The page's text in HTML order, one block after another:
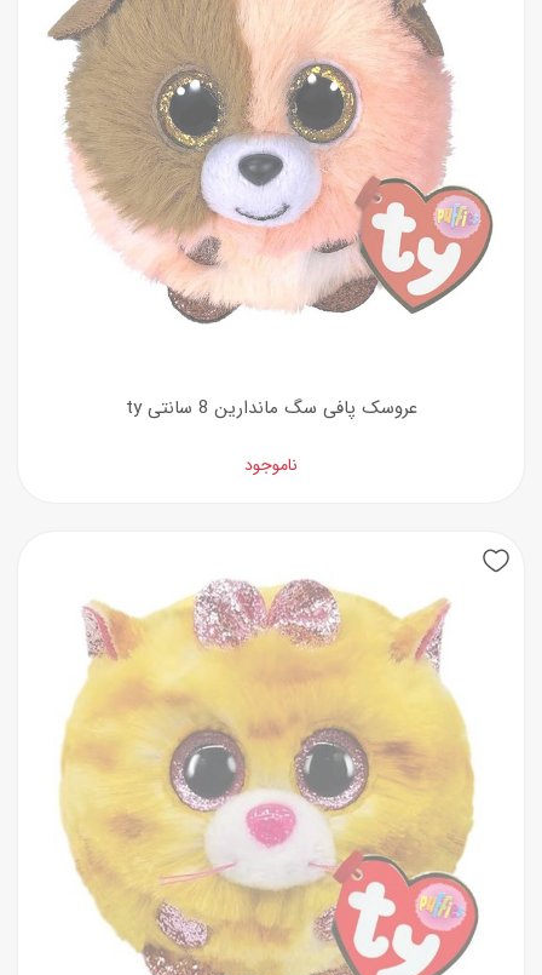
عروسک پافی سگ ماندارین 8 سانتی ty
ناموجود